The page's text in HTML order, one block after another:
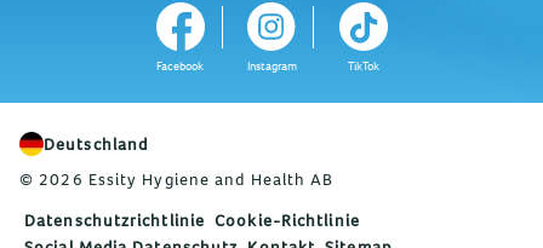
Facebook Instagram TikTok
Deutschland
© 2026 Essity Hygiene and Health AB
Datenschutzrichtlinie Cookie-Richtlinie